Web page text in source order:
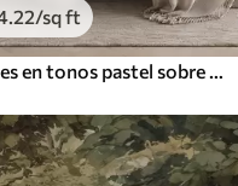
.22/sq ft